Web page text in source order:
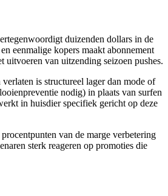
duizenden dollars in de
eenmalige kopers maakt abonnement
van uitzending seizoen pushes.
is structureel lager dan mode of
nodig) in plaats van surfen
in huisdier specifiek gericht op deze
van de marge verbetering
sterk reageren op promoties die